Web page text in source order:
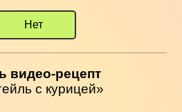
Нет
видео-рецепт
с курицей»